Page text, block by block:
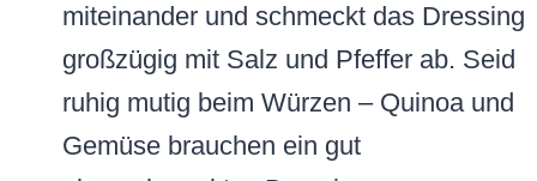
miteinander und schmeckt das Dressing
großzügig mit Salz und Pfeffer ab. Seid
ruhig mutig beim Würzen – Quinoa und
Gemüse brauchen ein gut